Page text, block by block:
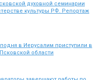
духовной семинарии
культуры РФ. Репортаж
в Иерусалим приступили в
области